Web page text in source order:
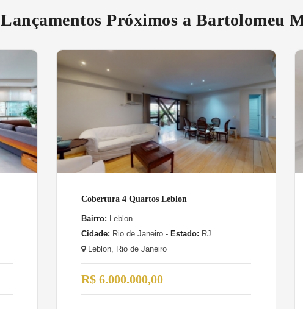
Lançamentos Próximos a Bartolomeu
Cobertura 4 Quartos Leblon
Bairro: Leblon
Cidade: Rio de Janeiro - Estado: RJ
Leblon, Rio de Janeiro
R$ 6.000.000,00